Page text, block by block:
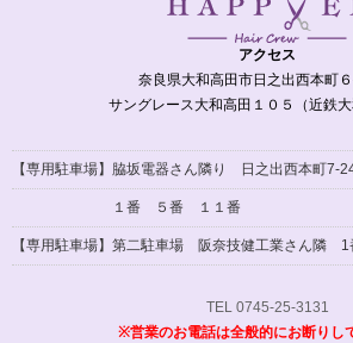
アクセス
奈良県大和高田市日之出西本町
サングレース大和高田１０５（近鉄大
【専用駐車場】脇坂電器さん隣り 日之出西本町7-
１番 ５番 １１番
【専用駐車場】 第二駐車場 阪奈技健工業さん隣 1
TEL 0745-25-3131
※営業のお電話は全般的にお断りし